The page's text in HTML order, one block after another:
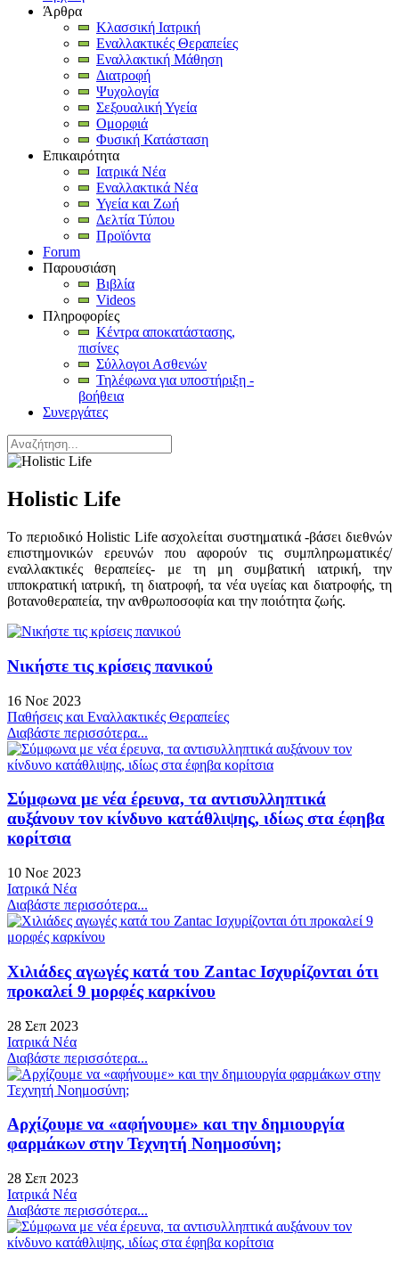
Άρθρα
Κλασσική Ιατρική
Εναλλακτικές Θεραπείες
Εναλλακτική Μάθηση
Διατροφή
Ψυχολογία
Σεξουαλική Υγεία
Ομορφιά
Φυσική Κατάσταση
Επικαιρότητα
Ιατρικά Νέα
Εναλλακτικά Νέα
Υγεία και Ζωή
Δελτία Τύπου
Προϊόντα
Forum
Παρουσιάση
Βιβλία
Videos
Πληροφορίες
Κέντρα αποκατάστασης,
πισίνες
Σύλλογοι Ασθενών
Τηλέφωνα για υποστήριξη -
βοήθεια
Συνεργάτες
Holistic Life
Το περιοδικό Holistic Life ασχολείται συστηματικά -βάσει διεθνών
επιστημονικών ερευνών που αφορούν τις συμπληρωματικές/
εναλλακτικές θεραπείες- με τη μη συμβατική ιατρική, την
ιπποκρατική ιατρική, τη διατροφή, τα νέα υγείας και διατροφής, τη
βοτανοθεραπεία, την ανθρωποσοφία και την ποιότητα ζωής.
Νικήστε τις κρίσεις πανικού
16 Νοε 2023
Παθήσεις και Εναλλακτικές Θεραπείες
Διαβάστε περισσότερα...
Σύμφωνα με νέα έρευνα, τα αντισυλληπτικά
αυξάνουν τον κίνδυνο κατάθλιψης, ιδίως στα έφηβα
κορίτσια
10 Νοε 2023
Ιατρικά Νέα
Διαβάστε περισσότερα...
Χιλιάδες αγωγές κατά του Zantac Ισχυρίζονται ότι
προκαλεί 9 μορφές καρκίνου
28 Σεπ 2023
Ιατρικά Νέα
Διαβάστε περισσότερα...
Αρχίζουμε να «αφήνουμε» και την δημιουργία
φαρμάκων στην Τεχνητή Νοημοσύνη;
28 Σεπ 2023
Ιατρικά Νέα
Διαβάστε περισσότερα...